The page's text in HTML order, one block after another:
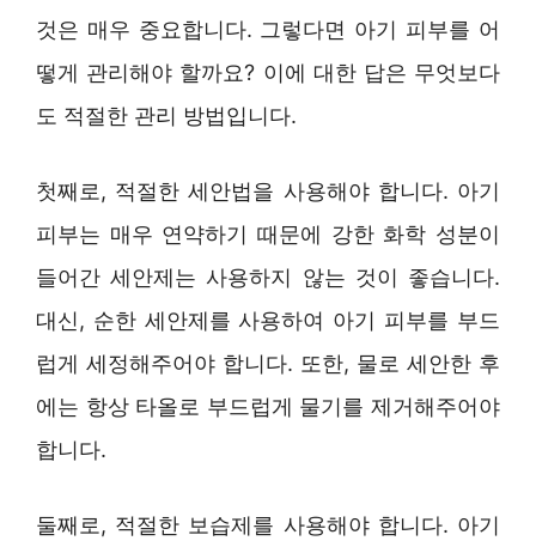
것은 매우 중요합니다. 그렇다면 아기 피부를 어
떻게 관리해야 할까요? 이에 대한 답은 무엇보다
도 적절한 관리 방법입니다.
첫째로, 적절한 세안법을 사용해야 합니다. 아기
피부는 매우 연약하기 때문에 강한 화학 성분이
들어간 세안제는 사용하지 않는 것이 좋습니다.
대신, 순한 세안제를 사용하여 아기 피부를 부드
럽게 세정해주어야 합니다. 또한, 물로 세안한 후
에는 항상 타올로 부드럽게 물기를 제거해주어야
합니다.
둘째로, 적절한 보습제를 사용해야 합니다. 아기